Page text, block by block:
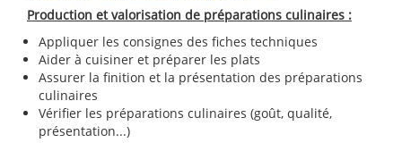
Production et valorisation de préparations culinaires :
Appliquer les consignes des fiches techniques
Aider à cuisiner et préparer les plats
Assurer la finition et la présentation des préparations
culinaires
Vérifier les préparations culinaires (goût, qualité,
présentation...)